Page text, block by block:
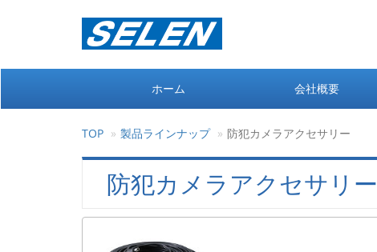
ホーム 会社概要
TOP 製品ラインナップ 防犯カメラアクセサリー
防犯カメラアクセサリー